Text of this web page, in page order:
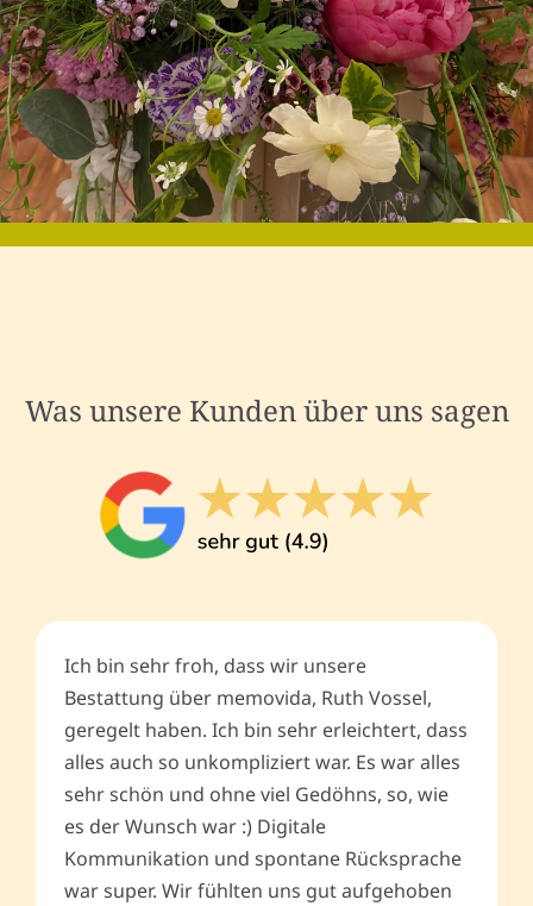
Was unsere Kunden über uns sagen
Ich bin sehr froh, dass wir unsere
Bestattung über memovida, Ruth Vossel,
geregelt haben. Ich bin sehr erleichtert, dass
alles auch so unkompliziert war. Es war alles
sehr schön und ohne viel Gedöhns, so, wie
es der Wunsch war :) Digitale
Kommunikation und spontane Rücksprache
war super. Wir fühlten uns gut aufgehoben